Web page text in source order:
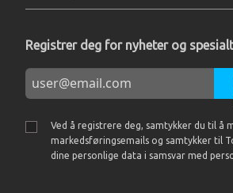
Registrer deg for nyheter og
Ved å registrere deg, samtykker du til å
markedsføringsemails og samtykker til
dine personlige data i samsvar med